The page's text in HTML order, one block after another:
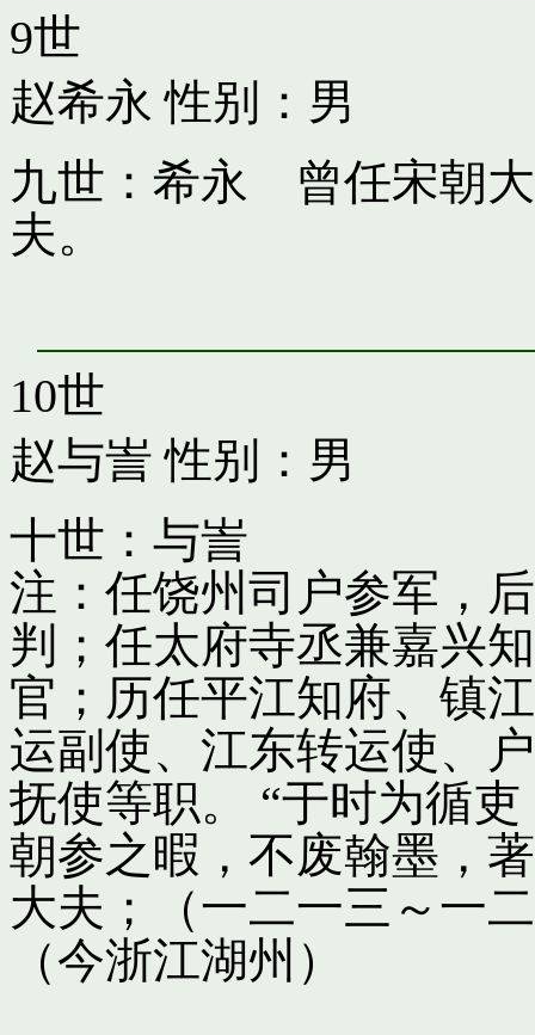
9世
赵希永 性别：男
九世：希永 曾任宋朝
夫。
10世
赵与訔 性别：男
十世：与訔
注：任饶州司户参军，
判；任太府寺丞兼嘉兴
官；历任平江知府、镇
运副使、江东转运使、
抚使等职。 “于时为循
朝参之暇，不废翰墨，
大夫；（一二一三～一
（今浙江湖州）